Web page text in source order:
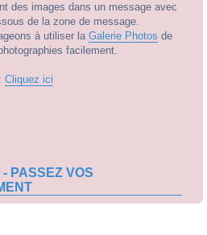
des images dans un message avec
de la zone de message.
à utiliser la Galerie Photos de
facilement.
Cliquez ici
PASSEZ VOS